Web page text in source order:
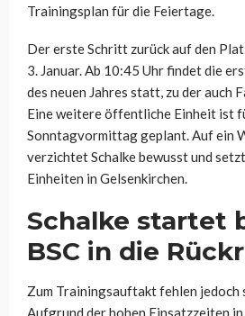
Trainingsplan für die Feiertage.
Der erste Schritt zurück auf den
3. Januar. Ab 10:45 Uhr findet die
des neuen Jahres statt, zu der auch
Eine weitere öffentliche Einheit ist
Sonntagvormittag geplant. Auf ein
verzichtet Schalke bewusst und
Einheiten in Gelsenkirchen.
Schalke startet
BSC in die
Zum Trainingsauftakt fehlen jedoch
Aufgrund der hohen Einsatzzeiten